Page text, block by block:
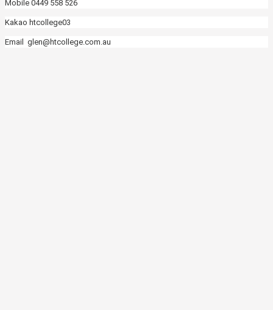
Mobile 0449 558 526
Kakao htcollege03
Email glen@htcollege.com.au